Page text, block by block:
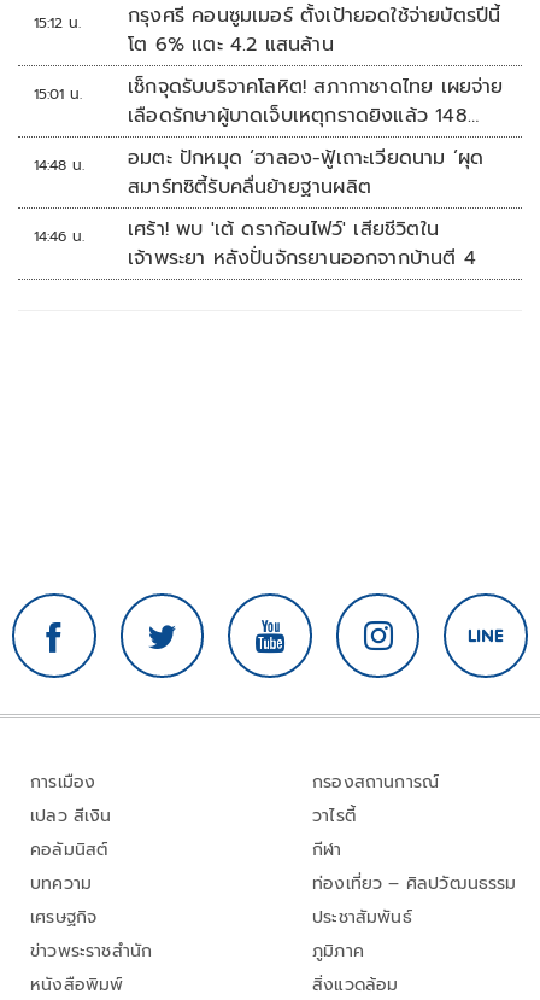
15:12 น.
กรุงศรี คอนซูมเมอร์ ตั้งเป้ายอดใช้จ่ายบัตรปีนี้
โต 6% แตะ 4.2 แสนล้าน
15:01 น.
เช็กจุดรับบริจาคโลหิต! สภากาชาดไทย เผยจ่าย
เลือดรักษาผู้บาดเจ็บเหตุกราดยิงแล้ว 148
ยูนิต
14:48 น.
อมตะ ปักหมุด ‘ฮาลอง-ฟู้เถาะเวียดนาม ’ผุด
สมาร์ทซิตี้รับคลื่นย้ายฐานผลิต
14:46 น.
เศร้า! พบ 'เต้ ดราก้อนไฟว์' เสียชีวิตใน
เจ้าพระยา หลังปั่นจักรยานออกจากบ้านตี 4
การเมือง
เปลว สีเงิน
คอลัมนิสต์
บทความ
เศรษฐกิจ
ข่าวพระราชสำนัก
หนังสือพิมพ์
กรองสถานการณ์
วาไรตี้
กีฬา
ท่องเที่ยว – ศิลปวัฒนธรรม
ประชาสัมพันธ์
ภูมิภาค
สิ่งแวดล้อม